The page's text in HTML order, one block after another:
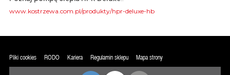
www.kostrzewa.com.pl/produkty/hpr-deluxe-hb
Pliki cookies RODO Kariera Regulamin sklepu Mapa strony